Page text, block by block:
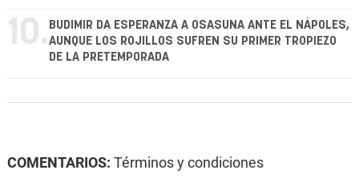
10. BUDIMIR DA ESPERANZA A OSASUNA ANTE EL NÁPOLES,
AUNQUE LOS ROJILLOS SUFREN SU PRIMER TROPIEZO
DE LA PRETEMPORADA
COMENTARIOS: Términos y condiciones